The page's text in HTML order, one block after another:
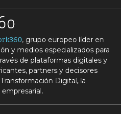
, grupo europeo líder en
y medios especializados para
de plataformas digitales y
partners y decisores
Digital, la